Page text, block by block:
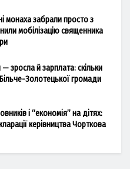
монаха забрали просто з
мобілізацію священника
зросла й зарплата: скільки
Золотецької громади
і “економія” на дітях:
керівництва Чорткова